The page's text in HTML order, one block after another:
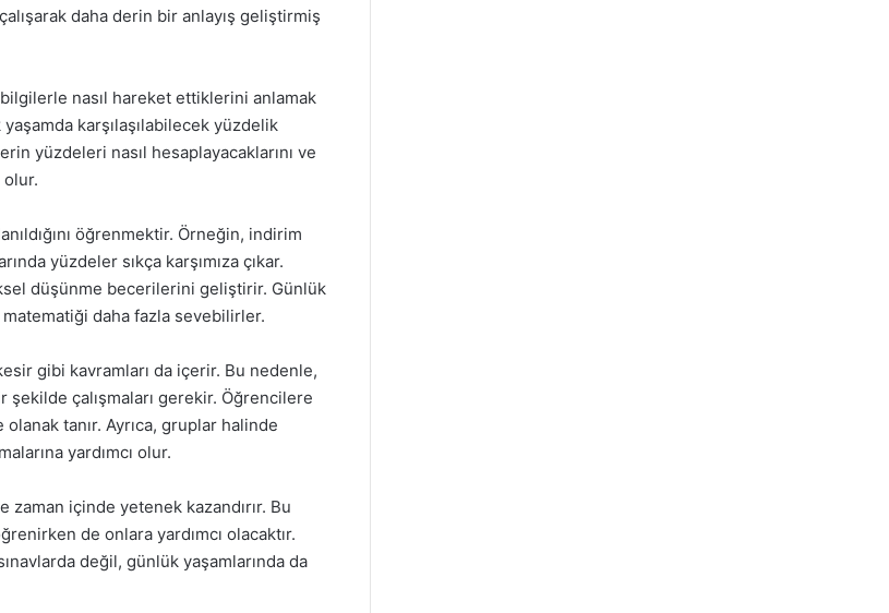
daha derin bir anlayış geliştirmiş
nasıl hareket ettiklerini anlamak
karşılaşılabilecek yüzdelik
yüzdeleri nasıl hesaplayacaklarını ve
olur.
öğrenmektir. Örneğin, indirim
yüzdeler sıkça karşımıza çıkar.
düşünme becerilerini geliştirir. Günlük
daha fazla sevebilirler.
gibi kavramları da içerir. Bu nedenle,
çalışmaları gerekir. Öğrencilere
tanır. Ayrıca, gruplar halinde
yardımcı olur.
içinde yetenek kazandırır. Bu
de onlara yardımcı olacaktır.
değil, günlük yaşamlarında da